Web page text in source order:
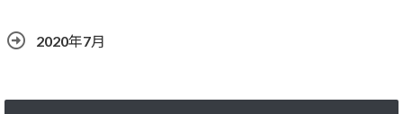
2020年7月